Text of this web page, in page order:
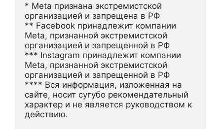
* Meta признана экстремистской
организацией и запрещена в РФ
** Facebook принадлежит компании
Meta, признанной экстремистской
организацией и запрещенной в РФ
*** Instagram принадлежит компании
Meta, признанной экстремистской
организацией и запрещенной в РФ
**** Вся информация, изложенная на
сайте, носит сугубо рекомендательный
характер и не является руководством к
действию.